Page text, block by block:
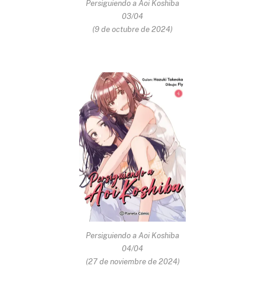
Persiguiendo a Aoi Koshiba
03/04
(9 de octubre de 2024)
Persiguiendo a Aoi Koshiba
04/04
(27 de noviembre de 2024)